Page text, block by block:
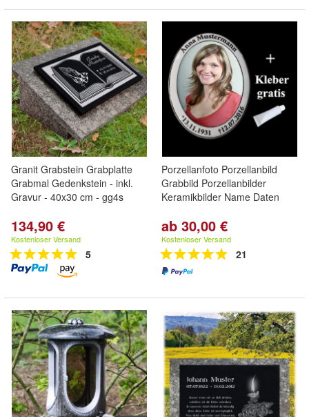
Granit Grabstein Grabplatte
Grabmal Gedenkstein - inkl.
Gravur - 40x30 cm - gg4s
134,90 €
Kostenloser Versand
5
Porzellanfoto Porzellanbild
Grabbild Porzellanbilder
Keramikbilder Name Daten
ab 30,00 €
Kostenloser Versand
21